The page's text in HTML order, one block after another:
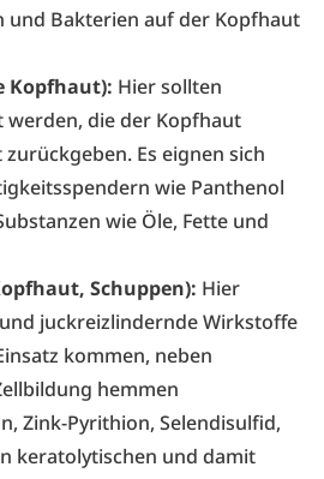
und Bakterien auf der Kopfhaut
Kopfhaut): Hier sollten
die der Kopfhaut
Es eignen sich
wie Panthenol
wie Öle, Fette und
Schuppen): Hier
juckreizlindernde Wirkstoffe
kommen, neben
hemmen
Zink-Pyrithion, Selendisulfid,
keratolytischen und damit